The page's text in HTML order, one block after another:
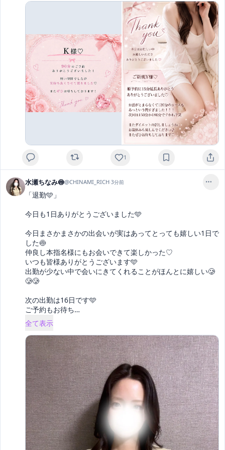
1
水瀬ちなみ🍥@CHINAMI_RICH·3分前
「退勤🩵」
今日も1日ありがとうございました🩵
今日まさかまさかの出会いが実はあってとっても嬉しい1日で
した🍥
仲良し本指名様にもお会いできて楽しかった♡
いつも皆様ありがとうございます🩵
出勤が少ない中で会いにきてくれることがほんとに嬉しい🥲
🥲🥲
次の出勤は16日です🩵
ご予約もお待ち…
全て表示